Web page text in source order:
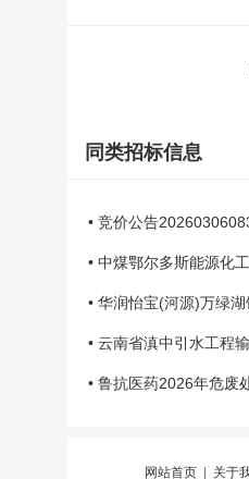
同类招标信息
• 竞价公告
• 中煤鄂尔多斯能源化
• 华润怡宝(河源)万绿
• 云南省滇中引水工程
• 鲁抗医药2026年危废
网站首页| 关于